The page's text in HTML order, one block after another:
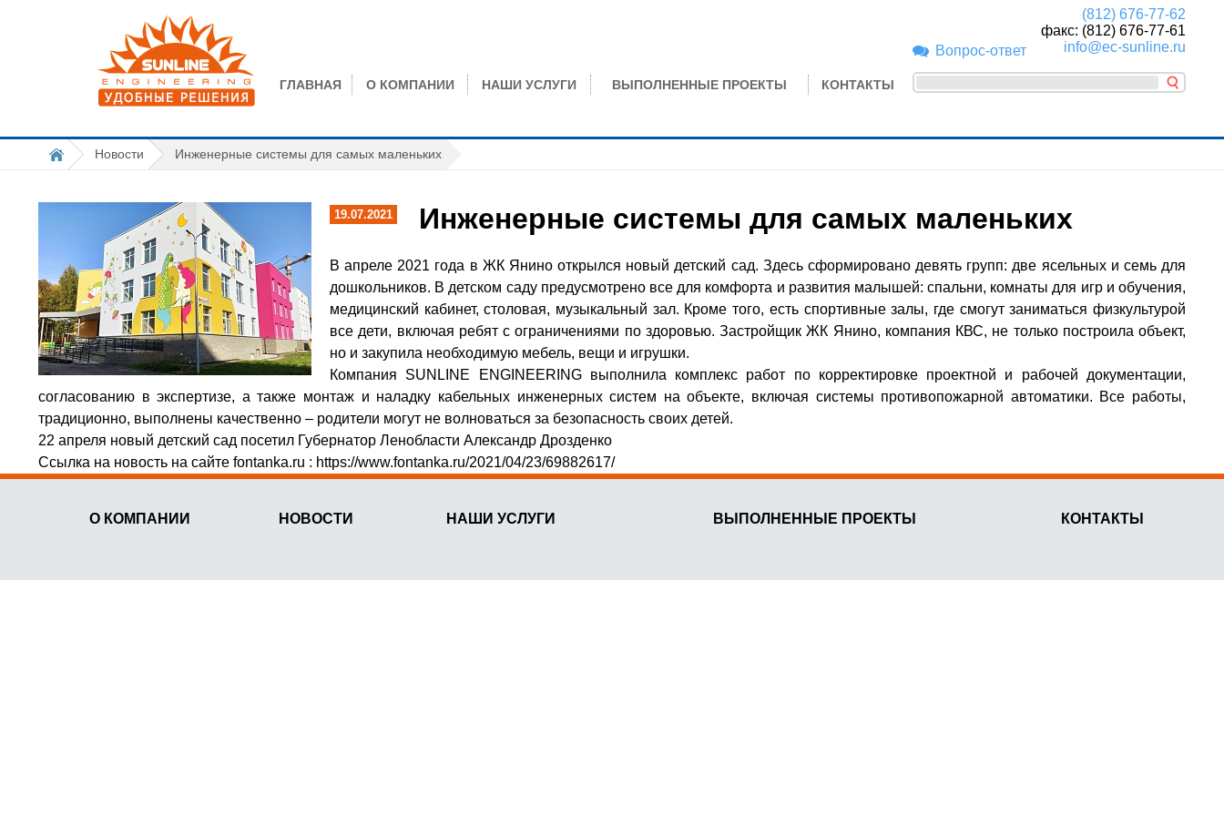
Вопрос-ответ
(812) 676-77-62
факс: (812) 676-77-61
info@ec-sunline.ru
ГЛАВНАЯ О КОМПАНИИ НАШИ УСЛУГИ ВЫПОЛНЕННЫЕ ПРОЕКТЫ КОНТАКТЫ
Новости Инженерные системы для самых маленьких
19.07.2021 Инженерные системы для самых маленьких
В апреле 2021 года в ЖК Янино открылся новый детский сад. Здесь сформировано девять групп: две ясельных и семь для
дошкольников. В детском саду предусмотрено все для комфорта и развития малышей: спальни, комнаты для игр и обучения,
медицинский кабинет, столовая, музыкальный зал. Кроме того, есть спортивные залы, где смогут заниматься физкультурой
все дети, включая ребят с ограничениями по здоровью. Застройщик ЖК Янино, компания КВС, не только построила объект,
но и закупила необходимую мебель, вещи и игрушки.
Компания SUNLINE ENGINEERING выполнила комплекс работ по корректировке проектной и рабочей документации,
согласованию в экспертизе, а также монтаж и наладку кабельных инженерных систем на объекте, включая системы противопожарной автоматики. Все работы,
традиционно, выполнены качественно – родители могут не волноваться за безопасность своих детей.
22 апреля новый детский сад посетил Губернатор Ленобласти Александр Дрозденко
Ссылка на новость на сайте fontanka.ru : https://www.fontanka.ru/2021/04/23/69882617/
О КОМПАНИИ НОВОСТИ НАШИ УСЛУГИ ВЫПОЛНЕННЫЕ ПРОЕКТЫ КОНТАКТЫ